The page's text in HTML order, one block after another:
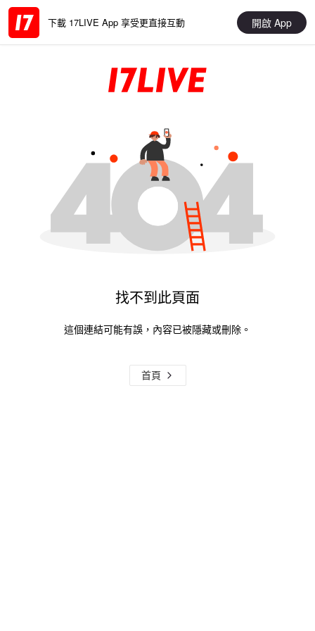
下載 17LIVE App 享受更直接互動 開啟 App
找不到此頁面
這個連結可能有誤，內容已被隱藏或刪除。
首頁